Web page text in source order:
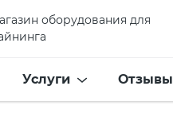
оборудования для
Услуги Отзывы